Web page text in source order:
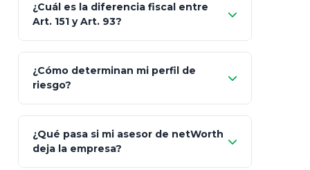
MetLife (MetaLife)
Prudential
¿Cuál es la diferencia fiscal entre
Art. 151 y Art. 93?
Art.
93
totalmente
libres de impuestos
¿Cómo determinan mi perfil de
riesgo?
¿Qué pasa si mi asesor de netWorth
deja la empresa?